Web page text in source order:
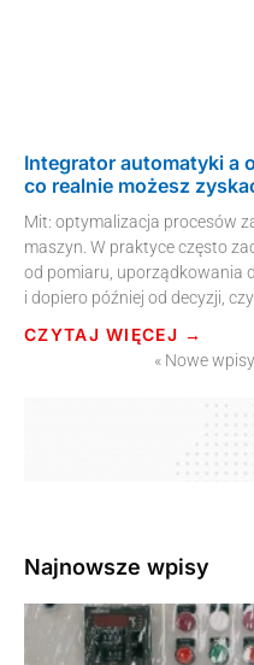
Integrator automatyki a
co realnie możesz
Mit: optymalizacja procesów
maszyn. W praktyce często
od pomiaru, uporządkowania
i dopiero później od decyzji,
CZYTAJ WIĘCEJ →
« Nowe wpisy
Najnowsze wpisy